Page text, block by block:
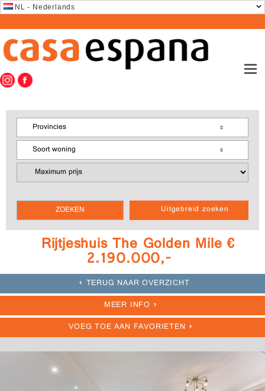
NL - Nederlands
Uitgebreid zoeken
Provincies
Soort woning
Rijtjeshuis The Golden Mile €
2.190.000,-
TERUG NAAR OVERZICHT
MEER INFO
VOEG TOE AAN FAVORIETEN